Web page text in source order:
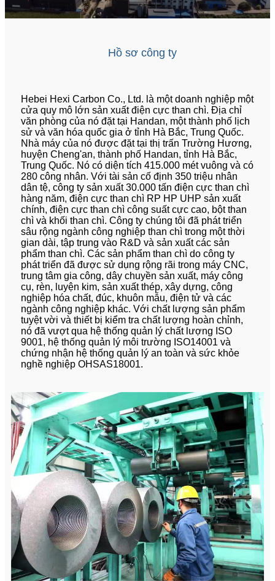
Hồ sơ công ty
Hebei Hexi Carbon Co., Ltd. là một doanh nghiệp một
cửa quy mô lớn sản xuất điện cực than chì. Địa chỉ
văn phòng của nó đặt tại Handan, một thành phố lịch
sử và văn hóa quốc gia ở tỉnh Hà Bắc, Trung Quốc.
Nhà máy của nó được đặt tại thị trấn Trường Hương,
huyện Cheng'an, thành phố Handan, tỉnh Hà Bắc,
Trung Quốc. Nó có diện tích 415.000 mét vuông và có
280 công nhân. Với tài sản cố định 350 triệu nhân
dân tệ, công ty sản xuất 30.000 tấn điện cực than chì
hàng năm, điện cực than chì RP HP UHP sản xuất
chính, điện cực than chì công suất cực cao, bột than
chì và khối than chì. Công ty chúng tôi đã phát triển
sâu rộng ngành công nghiệp than chì trong một thời
gian dài, tập trung vào R&D và sản xuất các sản
phẩm than chì. Các sản phẩm than chì do công ty
phát triển đã được sử dụng rộng rãi trong máy CNC,
trung tâm gia công, dây chuyền sản xuất, máy công
cụ, rèn, luyện kim, sản xuất thép, xây dựng, công
nghiệp hóa chất, đúc, khuôn mẫu, điện tử và các
ngành công nghiệp khác. Với chất lượng sản phẩm
tuyệt vời và thiết bị kiểm tra chất lượng hoàn chỉnh,
nó đã vượt qua hệ thống quản lý chất lượng ISO
9001, hệ thống quản lý môi trường ISO14001 và
chứng nhận hệ thống quản lý an toàn và sức khỏe
nghề nghiệp OHSAS18001.